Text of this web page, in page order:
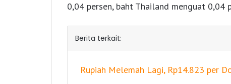
0,04 persen, baht Thailand menguat 0,04
Berita terkait:
Rupiah Melemah Lagi, Rp14.823 per